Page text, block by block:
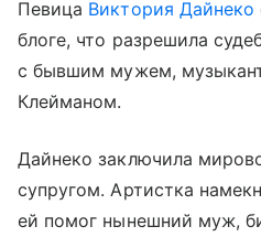
Певица Виктория Дайнеко
блоге, что разрешила
с бывшим мужем,
Клейманом.
Дайнеко заключила
супругом. Артистка
ей помог нынешний муж,